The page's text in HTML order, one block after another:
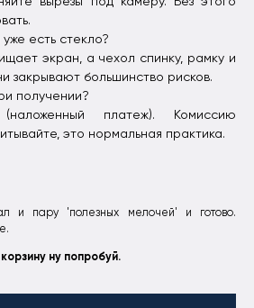
есть стекло?
экран, а чехол спинку, рамку и
закрывают большинство рисков.
получении?
платеж). Комиссию
это нормальная практика.
и пару 'полезных мелочей' и готово.
ну попробуй.